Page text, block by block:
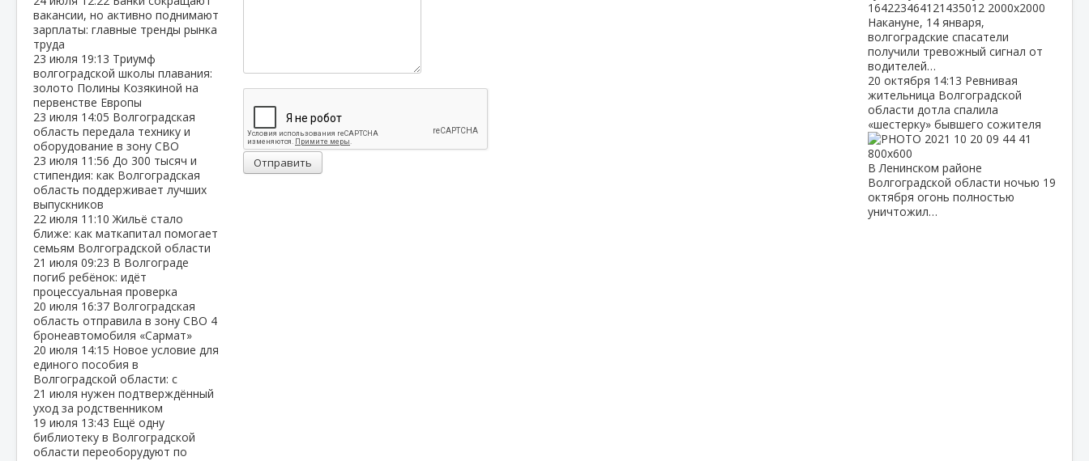
вакансии, но активно поднимают
зарплаты: главные тренды рынка
труда
23 июля 19:13 Триумф
волгоградской школы плавания:
золото Полины Козякиной на
первенстве Европы
23 июля 14:05 Волгоградская
область передала технику и
оборудование в зону СВО
23 июля 11:56 До 300 тысяч и
стипендия: как Волгоградская
область поддерживает лучших
выпускников
22 июля 11:10Жильё стало
ближе: как маткапитал помогает
семьям Волгоградской области
21 июля 09:23 В Волгограде
погиб ребёнок: идёт
процессуальная проверка
20 июля 16:37 Волгоградская
область отправила в зону СВО 4
бронеавтомобиля «Сармат»
20 июля 14:15 Новое условие для
единого пособия в
Волгоградской области: с
21 июля нужен подтверждённый
уход за родственником
19 июля 13:43 Ещё одну
библиотеку в Волгоградской
области переоборудуют по
Отправить
Накануне, 14 января,
волгоградские спасатели
получили тревожный сигнал от
водителей…
20 октября 14:13 Ревнивая
жительница Волгоградской
области дотла спалила
«шестерку» бывшего сожителя
В Ленинском районе
Волгоградской области ночью 19
октября огонь полностью
уничтожил…